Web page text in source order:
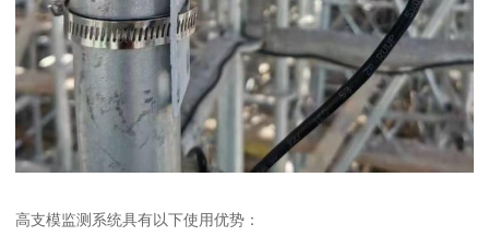
高支模监测系统具有以下使用优势：